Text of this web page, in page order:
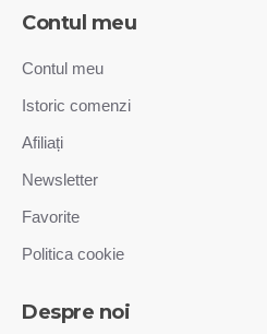
Contul meu
Contul meu
Istoric comenzi
Afiliați
Newsletter
Favorite
Politica cookie
Despre noi